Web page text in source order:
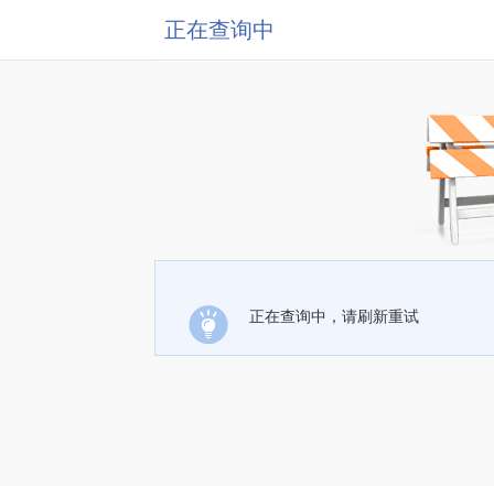
正在查询中
正在查询中，请刷新重试